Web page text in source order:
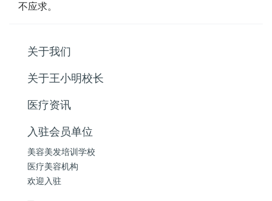
不应求。
关于我们
关于王小明校长
医疗资讯
入驻会员单位
美容美发培训学校
医疗美容机构
欢迎入驻